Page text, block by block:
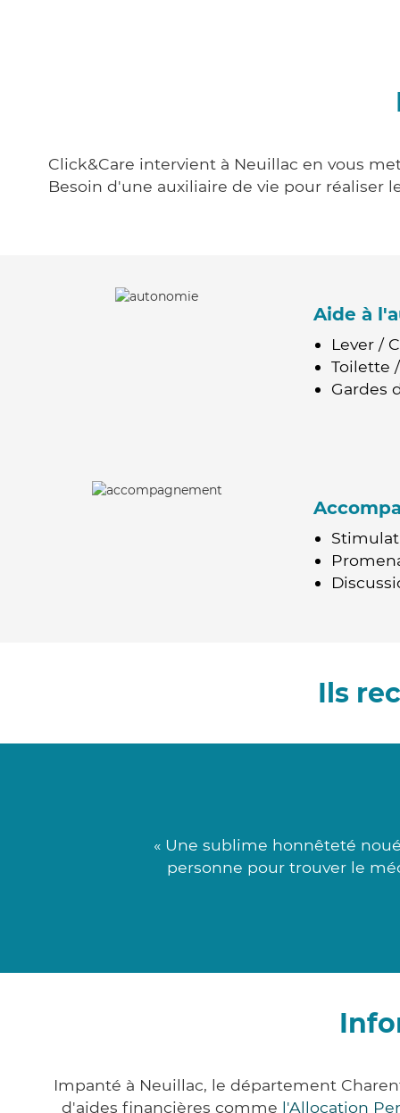
Click&Care intervient à Neuillac en vous
Besoin d'une auxiliaire de vie pour réaliser
Aide à
Lever /
Toilette
Gardes
Ils
« Une sublime honnêteté
personne pour trouver le
Impanté à Neuillac, le département
d'aides financières comme l'Allocation